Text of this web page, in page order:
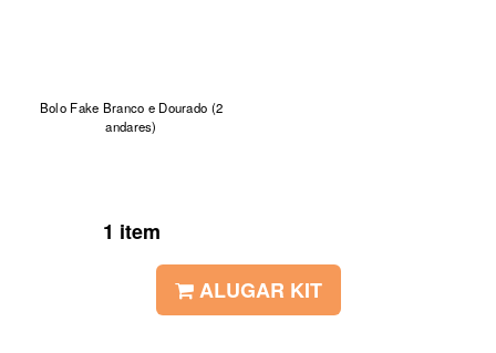
Bolo Fake Branco e Dourado (2
andares)
1 item
ALUGAR KIT